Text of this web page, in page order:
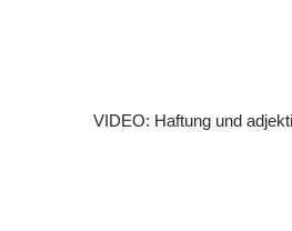
VIDEO: Haftung und